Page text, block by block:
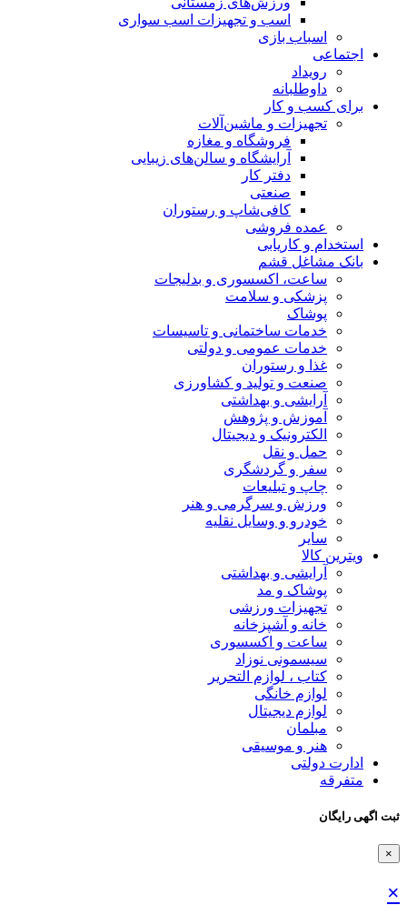
اسب و تجهیزات اسب سواری
اسباب‌ بازی
اجتماعی
رویداد
داوطلبانه
برای کسب و کار
تجهیزات و ماشین‌آلات
فروشگاه و مغازه
آرایشگاه و سالن‌های زیبایی
دفتر کار
صنعتی
کافی‌شاپ و رستوران
عمده فروشی
استخدام و کاریابی
بانک مشاغل قشم
ساعت، اکسسوری و بدلیجات
پزشکی و سلامت
پوشاک
خدمات ساختمانی و تاسیسات
خدمات عمومی و دولتی
غذا و رستوران
صنعت و تولید و کشاورزی
آرایشی و بهداشتی
آموزش و پژوهش
الکترونیک و دیجیتال
حمل و نقل
سفر و گردشگری
چاپ و تبلیعات
ورزش و سرگرمی و هنر
خودرو و وسایل نقلیه
سایر
ویترین کالا
آرایشی و بهداشتی
پوشاک و مد
تجهیزات ورزشی
خانه و آشپزخانه
ساعت و اکسسوری
سیسمونی نوزاد
کتاب ، لوازم التحریر
لوازم خانگی
لوازم دیجیتال
مبلمان
هنر و موسیقی
ادارت دولتی
متفرقه
ثبت اگهی رایگان
×
×